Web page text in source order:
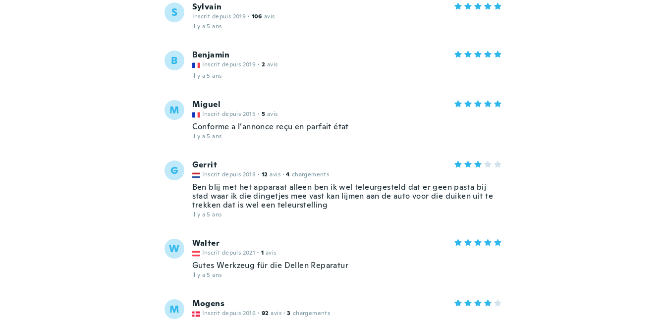
S Sylvain
Inscrit depuis 2019 · 106 avis
il y a 5 ans
B Benjamin
Inscrit depuis 2019 · 2 avis
il y a 5 ans
M Miguel
Inscrit depuis 2015 · 5 avis
Conforme a l’annonce reçu en parfait état
il y a 5 ans
G Gerrit
Inscrit depuis 2018 · 12 avis · 4 chargements
Ben blij met het apparaat alleen ben ik wel teleurgesteld dat er geen pasta bij
stad waar ik die dingetjes mee vast kan lijmen aan de auto voor die duiken uit te
trekken dat is wel een teleurstelling
il y a 5 ans
W Walter
Inscrit depuis 2021 · 1 avis
Gutes Werkzeug für die Dellen Reparatur
il y a 5 ans
M Mogens
Inscrit depuis 2016 · 92 avis · 3 chargements